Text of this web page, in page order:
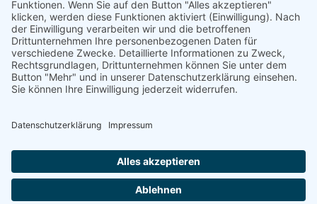
Öffnungszeiten und mehr
Desktop-Version